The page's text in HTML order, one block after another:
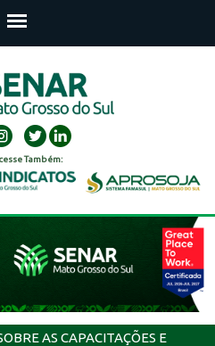
Também:
AS CAPACITAÇÕES E